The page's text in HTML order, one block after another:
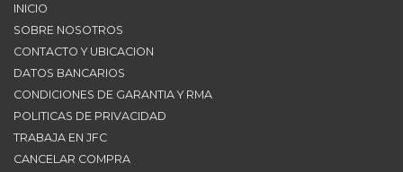
INICIO
SOBRE NOSOTROS
CONTACTO Y UBICACION
DATOS BANCARIOS
CONDICIONES DE GARANTIA Y RMA
POLITICAS DE PRIVACIDAD
TRABAJA EN JFC
CANCELAR COMPRA